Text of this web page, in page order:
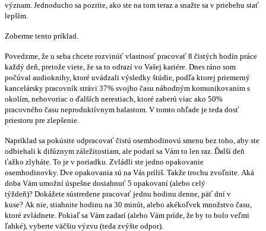
význam. Jednoducho sa pozrite, ako ste na tom teraz a snažte sa v priebehu stať
lepším.
Zoberme tento príklad.
Povedzme, že u seba chcete rozvinúť vlastnosť pracovať 8 čistých hodín práce
každý deň, pretože viete, že sa to odrazí vo Vašej kariére. Dnes ráno som
počúval audioknihy, ktoré uvádzali výsledky štúdie, podľa ktorej priemerný
kancelársky pracovník strávi 37% svojho času náhodným komunikovaním s
okolím, nehovoriac o ďalších nerestiach, ktoré zaberú viac ako 50%
pracovného času neproduktívnym balastom. V tomto ohľade je teda dosť
priestoru pre zlepšenie.
Napríklad sa pokúsite odpracovať čistú osemhodinovú smenu bez toho, aby ste
odbiehali k difúznym záležitostiam, ale podarí sa Vám to len raz. Ďalší deň
ťažko zlyháte. To je v poriadku. Zvládli ste jedno opakovanie
osemhodinovky. Dve opakovania sú na Vás príliš. Takže trochu zvoľnite. Aká
doba Vám umožní úspešne dosiahnuť 5 opakovaní (alebo celý
týždeň)? Dokážete sústredene pracovať jednu hodinu denne, päť dní v
kuse? Ak nie, stiahnite hodinu na 30 minút, alebo akékoľvek množstvo času,
ktoré zvládnete. Pokiaľ sa Vám zadarí (alebo Vám príde, že by to bolo veľmi
ľahké), vyberte väčšiu výzvu (teda zvýšte odpor).